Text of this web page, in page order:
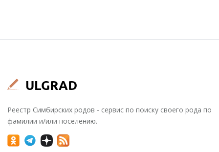
Реестр Симбирских родов - сервис по поиску своего рода по
фамилии и/или поселению.